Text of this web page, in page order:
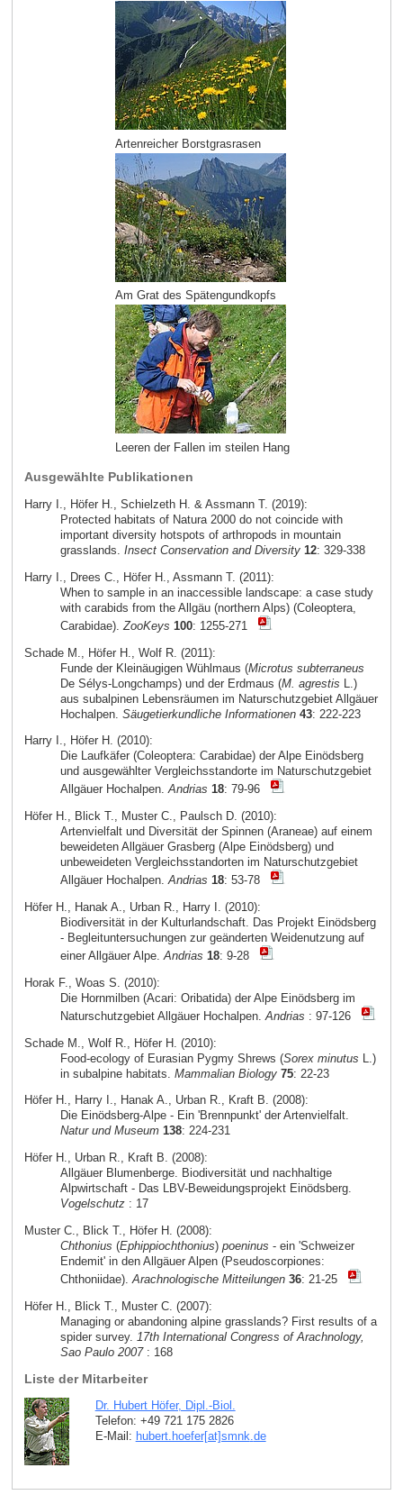
Artenreicher Borstgrasrasen
Am Grat des Spätengundkopfs
Leeren der Fallen im steilen Hang
Ausgewählte Publikationen
Harry I., Höfer H., Schielzeth H. & Assmann T. (2019):
Protected habitats of Natura 2000 do not coincide with
important diversity hotspots of arthropods in mountain
grasslands. Insect Conservation and Diversity 12: 329-338
Harry I., Drees C., Höfer H., Assmann T. (2011):
When to sample in an inaccessible landscape: a case study
with carabids from the Allgäu (northern Alps) (Coleoptera,
Carabidae). ZooKeys 100: 1255-271
Schade M., Höfer H., Wolf R. (2011):
Funde der Kleinäugigen Wühlmaus (Microtus subterraneus
De Sélys-Longchamps) und der Erdmaus (M. agrestis L.)
aus subalpinen Lebensräumen im Naturschutzgebiet Allgäuer
Hochalpen. Säugetierkundliche Informationen 43: 222-223
Harry I., Höfer H. (2010):
Die Laufkäfer (Coleoptera: Carabidae) der Alpe Einödsberg
und ausgewählter Vergleichsstandorte im Naturschutzgebiet
Allgäuer Hochalpen.Andrias 18: 79-96
Höfer H., Blick T., Muster C., Paulsch D. (2010):
Artenvielfalt und Diversität der Spinnen (Araneae) auf einem
beweideten Allgäuer Grasberg (Alpe Einödsberg) und
unbeweideten Vergleichsstandorten im Naturschutzgebiet
Allgäuer Hochalpen.Andrias 18: 53-78
Höfer H., Hanak A., Urban R., Harry I. (2010):
Biodiversität in der Kulturlandschaft. Das Projekt Einödsberg
- Begleituntersuchungen zur geänderten Weidenutzung auf
einer Allgäuer Alpe. Andrias 18: 9-28
Horak F., Woas S. (2010):
Die Hornmilben (Acari: Oribatida) der Alpe Einödsberg im
Naturschutzgebiet Allgäuer Hochalpen. Andrias : 97-126
Schade M., Wolf R., Höfer H. (2010):
Food-ecology of Eurasian Pygmy Shrews (Sorex minutus L.)
in subalpine habitats. Mammalian Biology 75: 22-23
Höfer H., Harry I., Hanak A., Urban R., Kraft B. (2008):
Die Einödsberg-Alpe - Ein 'Brennpunkt' der Artenvielfalt.
Natur und Museum 138: 224-231
Höfer H., Urban R., Kraft B. (2008):
Allgäuer Blumenberge. Biodiversität und nachhaltige
Alpwirtschaft - Das LBV-Beweidungsprojekt Einödsberg.
Vogelschutz: 17
Muster C., Blick T., Höfer H. (2008):
Chthonius (Ephippiochthonius) poeninus - ein 'Schweizer
Endemit' in den Allgäuer Alpen (Pseudoscorpiones:
Chthoniidae). Arachnologische Mitteilungen 36: 21-25
Höfer H., Blick T., Muster C. (2007):
Managing or abandoning alpine grasslands? First results of a
spider survey. 17th International Congress of Arachnology,
Sao Paulo 2007: 168
Liste der Mitarbeiter
Dr. Hubert Höfer, Dipl.-Biol.
Telefon: +49 721 175 2826
E-Mail: hubert.hoefer[at]smnk.de